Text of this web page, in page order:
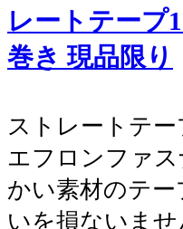
レートテープ
巻き 現品限り
ストレートテー
エフロンファ
かい素材のテ
いを損ないま